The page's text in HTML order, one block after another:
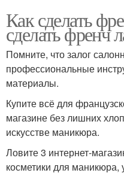
Как сделать
сделать френч
Помните, что залог
профессиональные
материалы.
Купите всё для
магазине без лишних
искусстве маникюра.
Ловите 3 интернет-
косметики для маникюра,